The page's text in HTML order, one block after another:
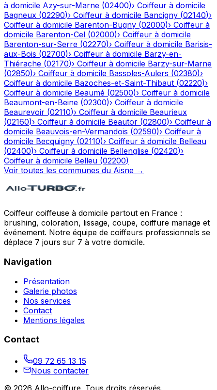
à domicile Azy-sur-Marne (02400)› Coiffeur à domicile
Bagneux (02290)› Coiffeur à domicile Bancigny (02140)›
Coiffeur à domicile Barenton-Bugny (02000)› Coiffeur à
domicile Barenton-Cel (02000)› Coiffeur à domicile
Barenton-sur-Serre (02270)› Coiffeur à domicile Barisis-
aux-Bois (02700)› Coiffeur à domicile Barzy-en-
Thiérache (02170)› Coiffeur à domicile Barzy-sur-Marne
(02850)› Coiffeur à domicile Bassoles-Aulers (02380)›
Coiffeur à domicile Bazoches-et-Saint-Thibaut (02220)›
Coiffeur à domicile Beaumé (02500)› Coiffeur à domicile
Beaumont-en-Beine (02300)› Coiffeur à domicile
Beaurevoir (02110)› Coiffeur à domicile Beaurieux
(02160)› Coiffeur à domicile Beautor (02800)› Coiffeur à
domicile Beauvois-en-Vermandois (02590)› Coiffeur à
domicile Becquigny (02110)› Coiffeur à domicile Belleau
(02400)› Coiffeur à domicile Bellenglise (02420)›
Coiffeur à domicile Belleu (02200)
Voir toutes les communes du Aisne →
Coiffeur coiffeuse à domicile partout en France :
brushing, coloration, lissage, coupe, coiffure mariage et
événement. Notre équipe de coiffeurs professionnels se
déplace 7 jours sur 7 à votre domicile.
Navigation
Présentation
Galerie photos
Nos services
Contact
Mentions légales
Contact
09 72 65 13 15
Nous contacter
© 2026 Allo-coiffure . Tous droits réservés.